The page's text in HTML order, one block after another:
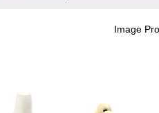
Image